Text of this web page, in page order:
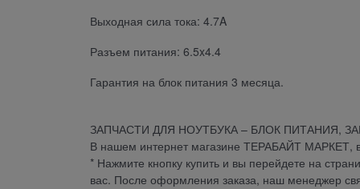
Выходная сила тока: 4.7A
Разъем питания: 6.5x4.4
Гарантия на блок питания 3 месяца.
ЗАПЧАСТИ ДЛЯ НОУТБУКА – БЛОК ПИТАНИЯ,
В нашем интернет магазине ТЕРАБАЙТ МАРКЕТ,
* Нажмите кнопку купить и вы перейдете на
вас. После оформления заказа, наш менеджер